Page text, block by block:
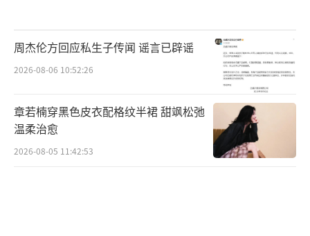
周杰伦方回应私生子传闻 谣言已辟谣
2026-08-06 10:52:26
章若楠穿黑色皮衣配格纹半裙 甜飒松弛
温柔治愈
2026-08-05 11:42:53